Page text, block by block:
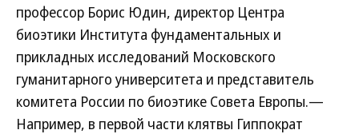
профессор Борис Юдин, директор Центра
биоэтики Института фундаментальных и
прикладных исследований Московского
гуманитарного университета и представитель
комитета России по биоэтике Совета Европы.—
Например, в первой части клятвы Гиппократ